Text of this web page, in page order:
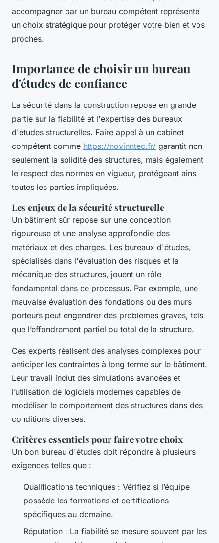
accompagner par un bureau compétent représente
un choix stratégique pour protéger votre bien et vos
proches.
Importance de choisir un bureau
d'études de confiance
La sécurité dans la construction repose en grande
partie sur la fiabilité et l'expertise des bureaux
d'études structurelles. Faire appel à un cabinet
compétent comme https://novinntec.fr/ garantit non
seulement la solidité des structures, mais également
le respect des normes en vigueur, protégeant ainsi
toutes les parties impliquées.
Les enjeux de la sécurité structurelle
Un bâtiment sûr repose sur une conception
rigoureuse et une analyse approfondie des
matériaux et des charges. Les bureaux d'études,
spécialisés dans l'évaluation des risques et la
mécanique des structures, jouent un rôle
fondamental dans ce processus. Par exemple, une
mauvaise évaluation des fondations ou des murs
porteurs peut engendrer des problèmes graves, tels
que l’effondrement partiel ou total de la structure.
Ces experts réalisent des analyses complexes pour
anticiper les contraintes à long terme sur le bâtiment.
Leur travail inclut des simulations avancées et
l’utilisation de logiciels modernes capables de
modéliser le comportement des structures dans des
conditions diverses.
Critères essentiels pour faire votre choix
Un bon bureau d'études doit répondre à plusieurs
exigences telles que :
Qualifications techniques : Vérifiez si l’équipe
possède les formations et certifications
spécifiques au domaine.
Réputation : La fiabilité se mesure souvent par les